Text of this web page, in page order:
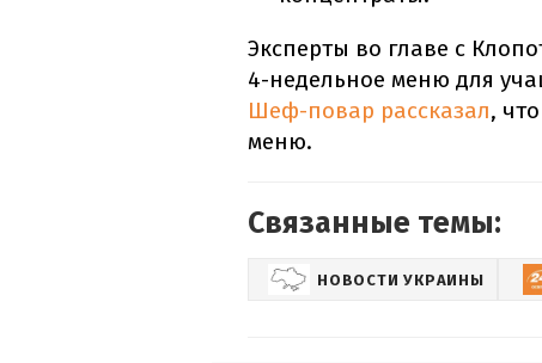
Эксперты во главе с
4-недельное меню для
Шеф-повар рассказал,
меню.
Связанные темы:
НОВОСТИ УКРАИНЫ